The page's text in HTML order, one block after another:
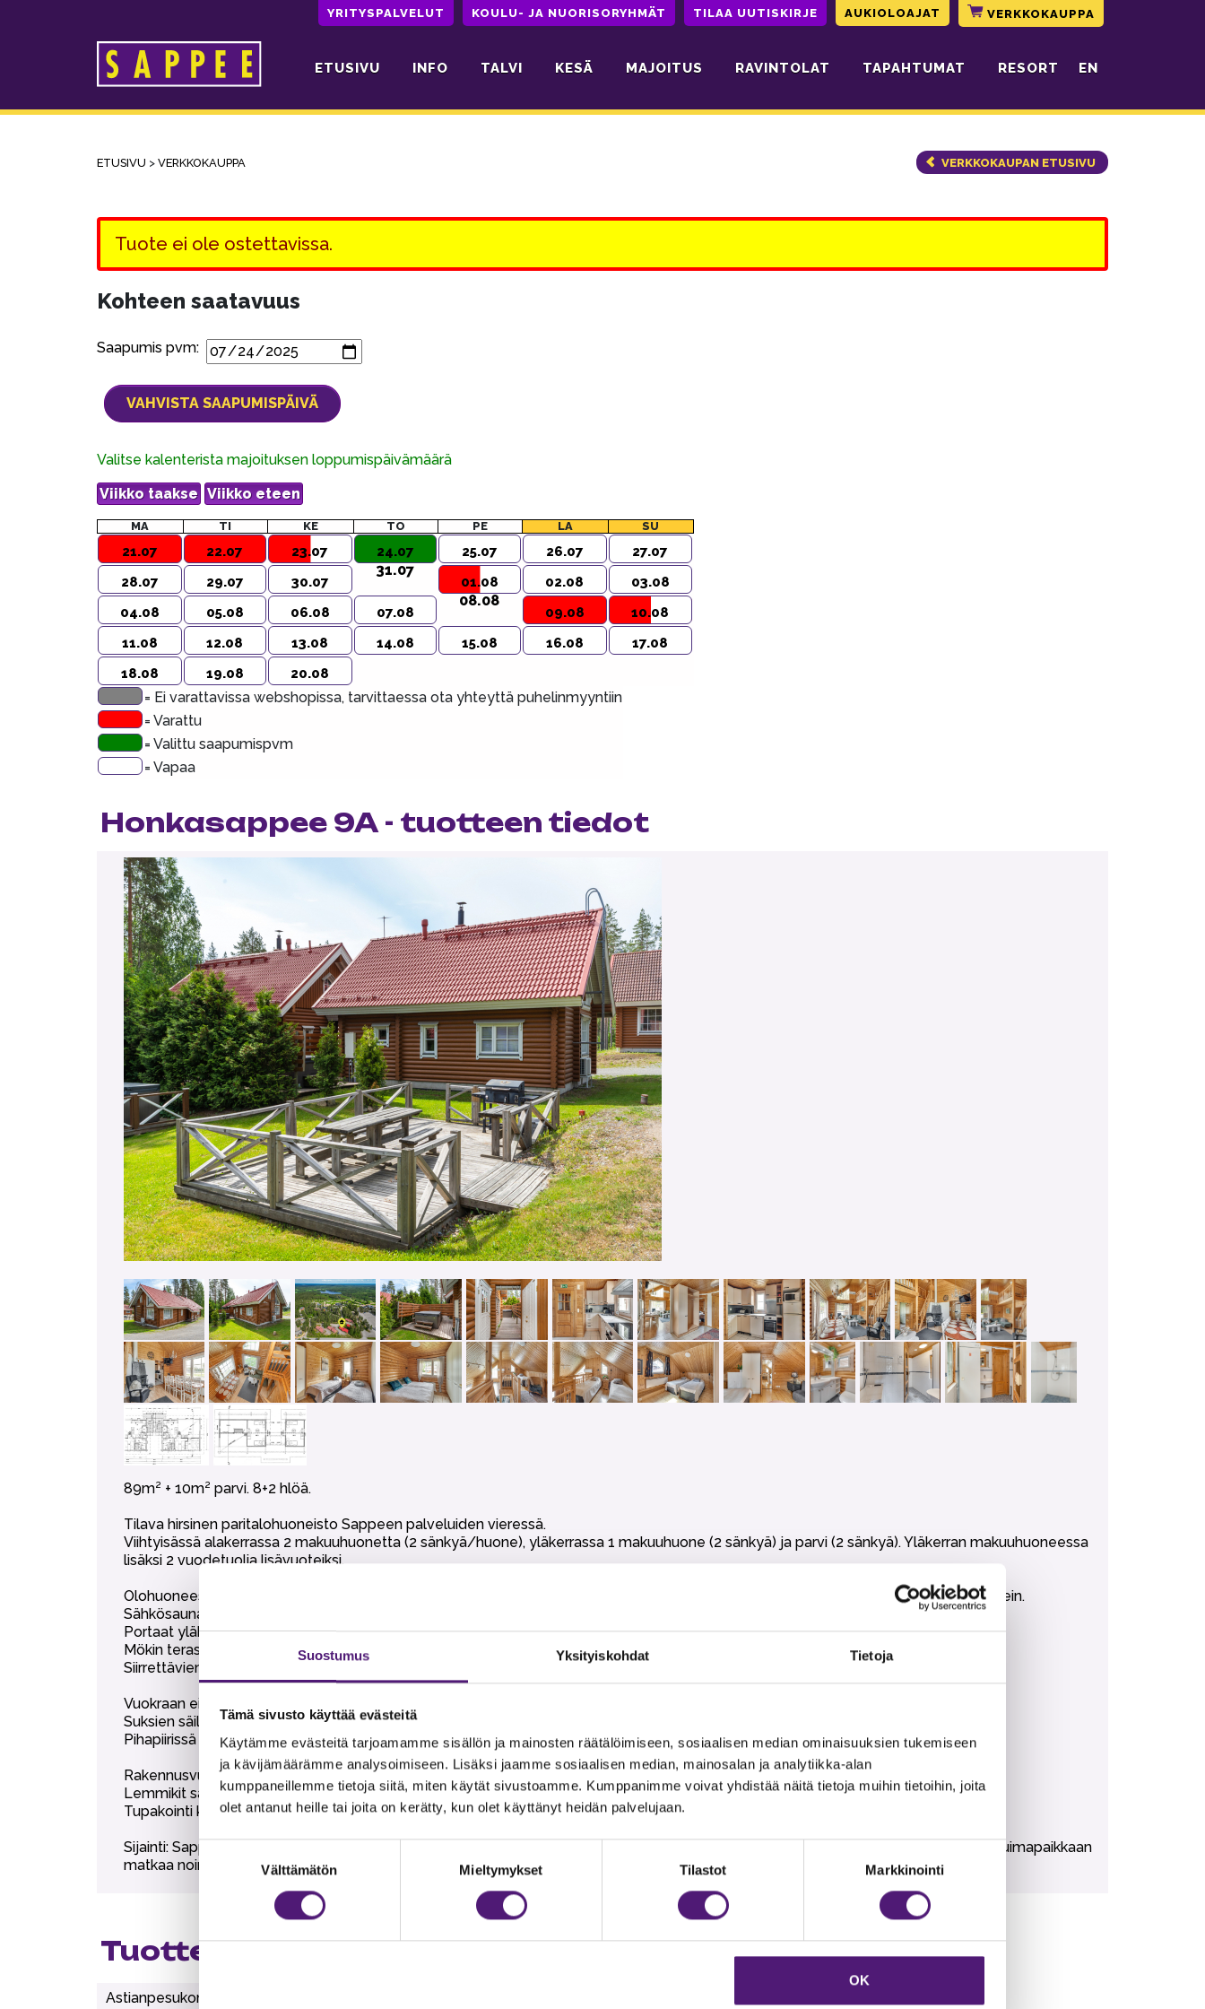
Suostumus Yksityiskohdat Tietoja
Tämä sivusto käyttää evästeitä
Käytämme evästeitä tarjoamamme sisällön ja mainosten räätälöimiseen, sosiaalisen median ominaisuuksien tukemiseen
ja kävijämäärämme analysoimiseen. Lisäksi jaamme sosiaalisen median, mainosalan ja analytiikka-alan
kumppaneillemme tietoja siitä, miten käytät sivustoamme. Kumppanimme voivat yhdistää näitä tietoja muihin tietoihin, joita
olet antanut heille tai joita on kerätty, kun olet käyttänyt heidän palvelujaan.
Suostumuksen
valinta
Välttämätön Mieltymykset Tilastot Markkinointi
OK
YRITYSPALVELUT KOULU- JA NUORISORYHMÄT TILAA UUTISKIRJE AUKIOLOAJAT VERKKOKAUPPA
Päävalikko ETUSIVU INFO TALVI KESÄ MAJOITUS RAVINTOLAT TAPAHTUMAT RESORT EN
ETUSIVU > VERKKOKAUPPA VERKKOKAUPAN ETUSIVU
Tuote ei ole ostettavissa.
Kohteen saatavuus
Saapumis pvm:
Valitse kalenterista majoituksen loppumispäivämäärä
MA TI KE TO PE LA SU
21.07 22.07 23.07 24.07 25.07 26.07
27.07
28.07
29.07 30.07
31.07
01.08 02.08
03.08
04.08
05.08 06.08 07.08
08.08
09.08
10.08
11.08
12.08 13.08 14.08 15.08 16.08
17.08
18.08
19.08 20.08
= Ei varattavissa webshopissa, tarvittaessa ota yhteyttä puhelinmyyntiin
= Varattu
= Valittu saapumispvm
= Vapaa
Honkasappee 9A - tuotteen tiedot
89m² + 10m² parvi. 8+2 hlöä.
Tilava hirsinen paritalohuoneisto Sappeen palveluiden vieressä.
Viihtyisässä alakerrassa 2 makuuhuonetta (2 sänkyä/huone), yläkerrassa 1 makuuhuone (2 sänkyä) ja parvi (2 sänkyä). Yläkerran makuuhuoneessa
lisäksi 2 vuodetuolia lisävuoteiksi.
Olohuoneessa tilava ruokailuryhmä, soveltuu myös pienien kokousten järjestämiseen. Baarikeittiö, varustettuna 10:lle peruskodinkonein.
Sähkösauna, kylpyhuone ja erillinen wc.
Portaat yläkertaan jyrkät, ylhäällä lapsiportti.
Mökin terassilla ulkoporeallas (lisäpalvelu)
Siirrettävien paljujen tuonti alueelle on ehdottomasti kielletty.
Vuokraan ei sisälly liinavaatteet, pyyhkeet, wc tai talouspaperit eikä loppusiivous. Nämä voi halutessaan ostaa lisäpalveluna.
Suksien säilytysvarasto.
Pihapiirissä yhteiskäytössä kaksi grilliterassia, joissa on pöytäryhmät, hiilikäyttöiset grillit. Grillihiilet sisältyvät vuokrahintaan.
Rakennusvuosi 2002-2004.
Lemmikit sallittu, lemmikkimaksu 30€.
Tupakointi kielletty.
Sijainti: Sappeen huipulla, rinteisiin 200 m, hiihtoladulle 100 m, Tapahtumakeskus Huippuun 200m ja Frisbee Golf 150m. Karustantien uimapaikkaan
matkaa noin 3 km, tämä ranta on matalaa, hiekkapohjaista rantaa.
Tuotteen lisätiedot
Astianpesukone